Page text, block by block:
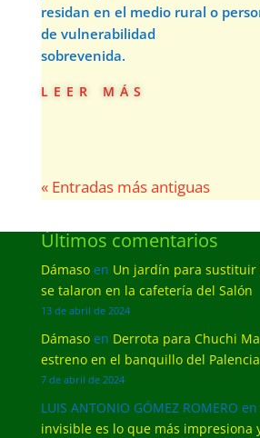
residan en el medio rural o
de vulnerabilidad
sobrevenida.
leer más
« Entradas más antiguas
Últimos comentarios
Dámasoen Un jardín para sustituir
se talaron en la cafetería del Salón
13 de abril de 2024
Dámasoen Derrota para Chuchi
estreno en el banquillo del
7 de abril de 2024
LUIS ANTONIO GÓMEZ ROMERO en
invisible es lo que más impresiona